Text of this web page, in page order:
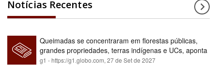
Notícias Recentes
Queimadas se concentraram em florestas públicas,
grandes propriedades, terras indígenas e UCs, aponta
relatório
g1 - https://g1.globo.com,27 de Set de 2027